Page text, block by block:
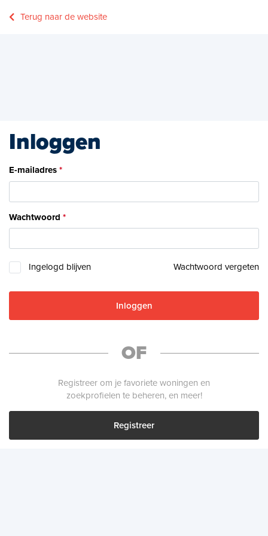
Terug naar de website
Inloggen
E-mailadres
Wachtwoord
Ingelogd blijven Wachtwoord vergeten
Inloggen
OF
Registreer om je favoriete woningen en
zoekprofielen te beheren, en meer!
Registreer